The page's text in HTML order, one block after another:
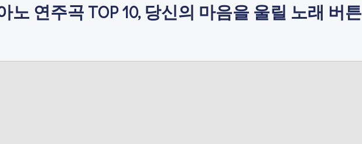
노 연주곡 TOP 10, 당신의 마음을 울릴 노래 버튼